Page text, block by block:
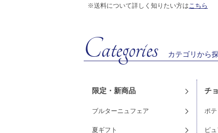
※送料について詳しく知りたい方はこちら
Categories カテゴリから
限定・新商品
ブルターニュフェア
夏ギフト
チ
ポ
ピ